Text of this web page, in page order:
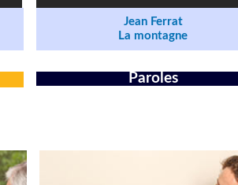
Jean Ferrat
La montagne
Paroles